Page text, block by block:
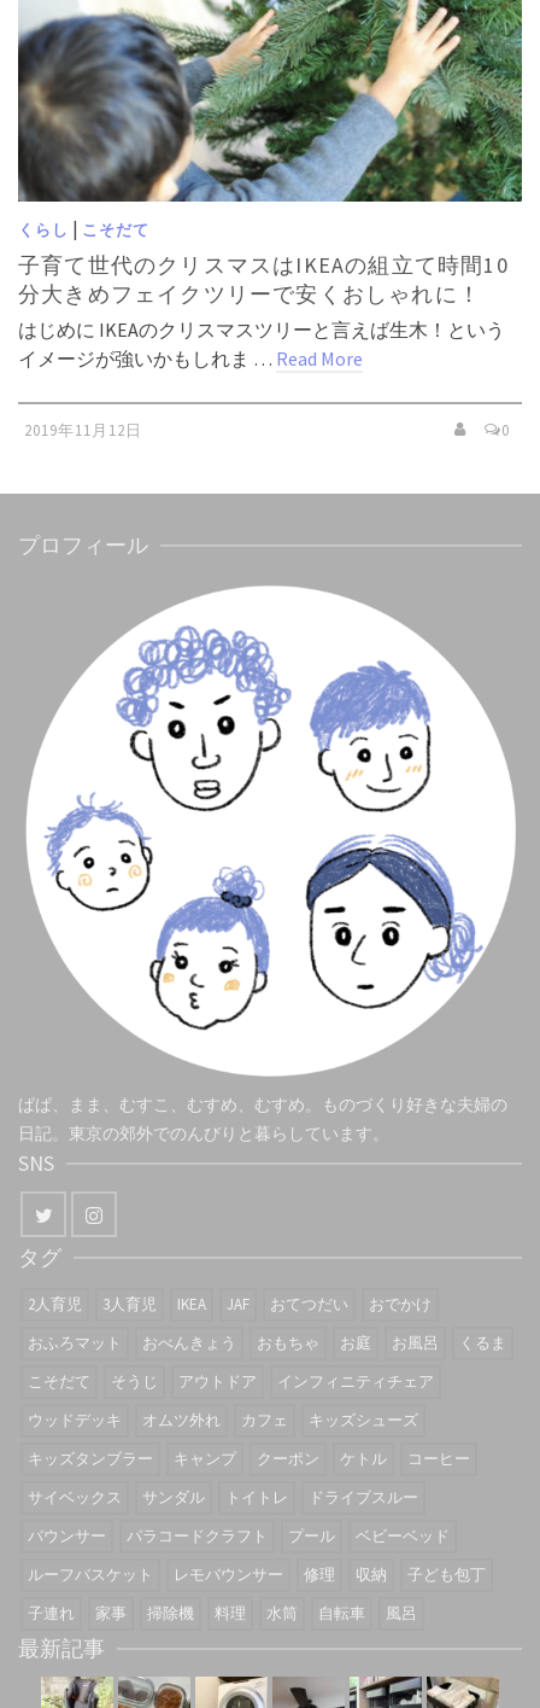
くらし | こそだて
子育て世代のクリスマスはIKEAの組立て時間10
分大きめフェイクツリーで安くおしゃれに！
はじめに IKEAのクリスマスツリーと言えば生木！という
イメージが強いかもしれま … Read More
2019年11月12日 0
プロフィール
ぱぱ、まま、むすこ、むすめ、むすめ。ものづくり好きな夫婦の
日記。東京の郊外でのんびりと暮らしています。
SNS
タグ
2人育児 3人育児 IKEA JAF おてつだい
おでかけ
おふろマット
おべんきょう おもちゃ お庭 お風呂
くるま
こそだて
そうじ アウトドア
インフィニティチェア
ウッドデッキ
オムツ外れ カフェ
キッズシューズ
キッズタンブラー
キャンプ クーポン ケトル
コーヒー
サイベックス
サンダル トイトレ
ドライブスルー
バウンサー
パラコードクラフト プール
ベビーベッド
ルーフバスケット
レモバウンサー 修理 収納
子ども包丁
子連れ
家事 掃除機 料理 水筒 自転車 風呂
最新記事